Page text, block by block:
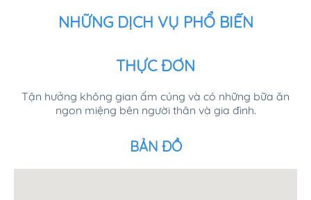
NHỮNG DỊCH VỤ PHỔ BIẾN
THỰC ĐƠN
Tận hưởng không gian ấm cúng và có những bữa ăn
ngon miệng bên người thân và gia đình.
BẢN ĐỒ